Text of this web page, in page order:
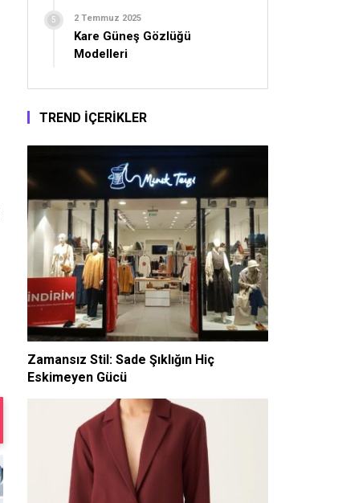
2 Temmuz 2025
Kare Güneş Gözlüğü
Modelleri
TREND İÇERİKLER
Zamansız Stil: Sade Şıklığın Hiç
Eskimeyen Gücü